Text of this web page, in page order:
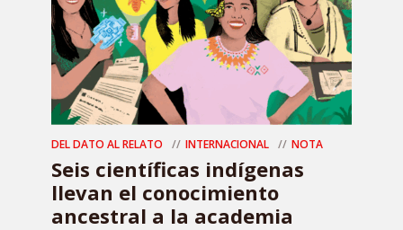
DEL DATO AL RELATO INTERNACIONAL NOTA
Seis científicas indígenas
llevan el conocimiento
ancestral a la academia